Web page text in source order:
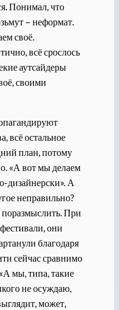
Понимал, что
– неформат.
своё.
всё срослось
аутсайдеры
своими
всё остальное
план, потому
«А вот мы делаем
дизайнерски». А
неправильно?
При
они
благодаря
сейчас сравнимо
мы, типа, такие
не осуждаю,
может,